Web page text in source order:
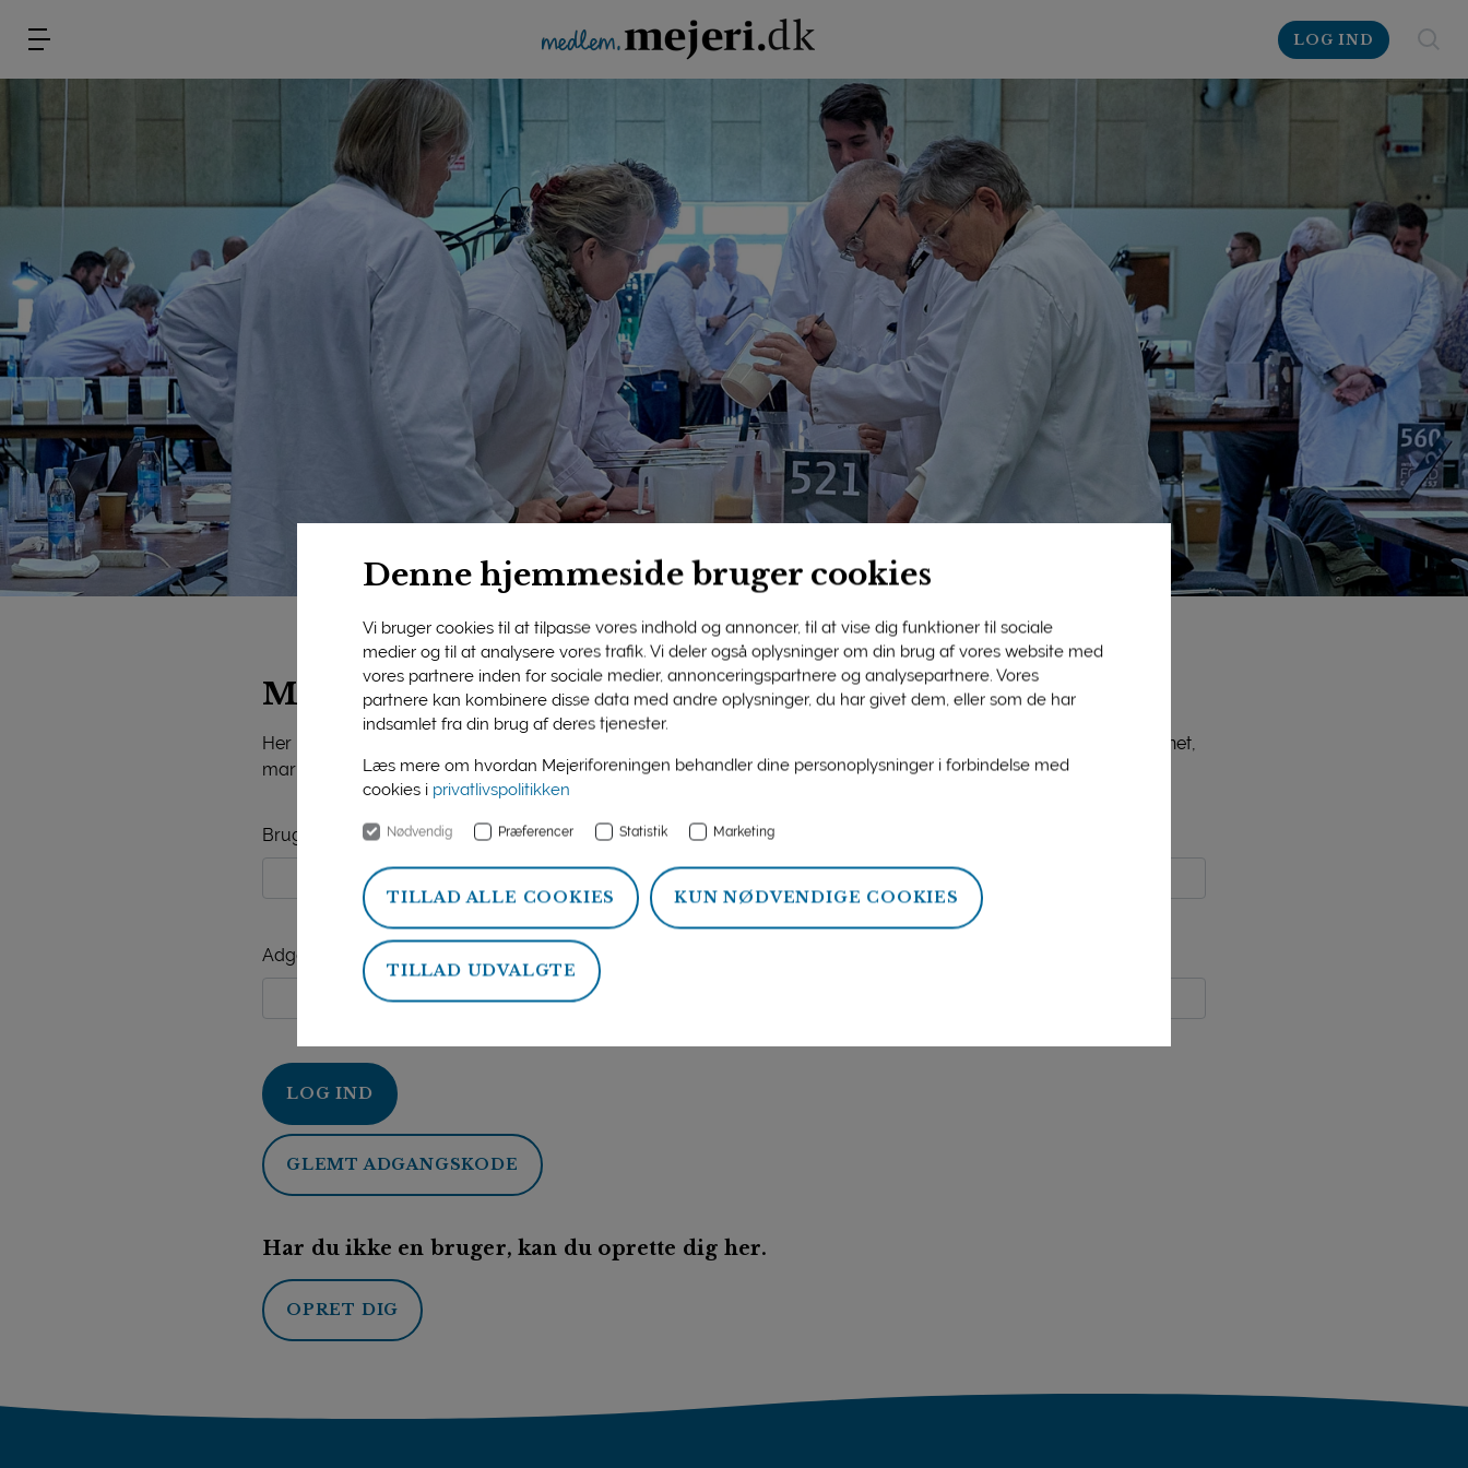
Denne hjemmeside bruger cookies
Vi bruger cookies til at tilpasse vores indhold og annoncer, til at vise dig funktioner til sociale
medier og til at analysere vores trafik. Vi deler også oplysninger om din brug af vores website med
vores partnere inden for sociale medier, annonceringspartnere og analysepartnere. Vores
partnere kan kombinere disse data med andre oplysninger, du har givet dem, eller som de har
indsamlet fra din brug af deres tjenester.
Læs mere om hvordan Mejeriforeningen behandler dine personoplysninger i forbindelse med
cookies i privatlivspolitikken
Nødvendig Præferencer Statistik Marketing
TILLAD ALLE COOKIES KUN NØDVENDIGE COOKIES
TILLAD UDVALGTE
LOG IND
Mejeriforeningens medlemsside
Her på siden finder du viden og information om ydelser, som Mejeriforeningen tilbyder sine medlemmer, bl.a. PLInet,
markedsorientering, mejeristatistik, politik og arrangementer.
Brugernavn
Adgangskode
LOG IND
GLEMT ADGANGSKODE
Har du ikke en bruger, kan du oprette dig her.
OPRET DIG